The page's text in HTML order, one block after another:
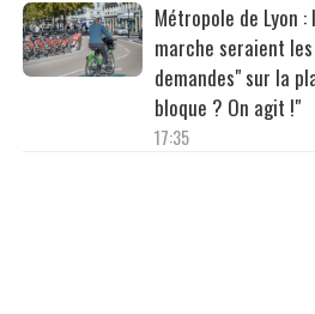
Métropole de Lyon
marche seraient
demandes" sur la
bloque ? On agit !"
17:35